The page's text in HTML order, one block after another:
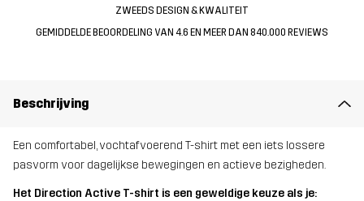
ZWEEDS DESIGN & KWALITEIT
GEMIDDELDE BEOORDELING VAN 4.6 EN MEER DAN 840.000 REVIEWS
Beschrijving
Een comfortabel, vochtafvoerend T-shirt met een iets lossere
pasvorm voor dagelijkse bewegingen en actieve bezigheden.
Het Direction Active T-shirt is een geweldige keuze als je: